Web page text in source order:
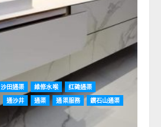
沙田通渠 維修水喉
红磡通渠
通沙井 通渠 通渠服務
鑽石山通渠